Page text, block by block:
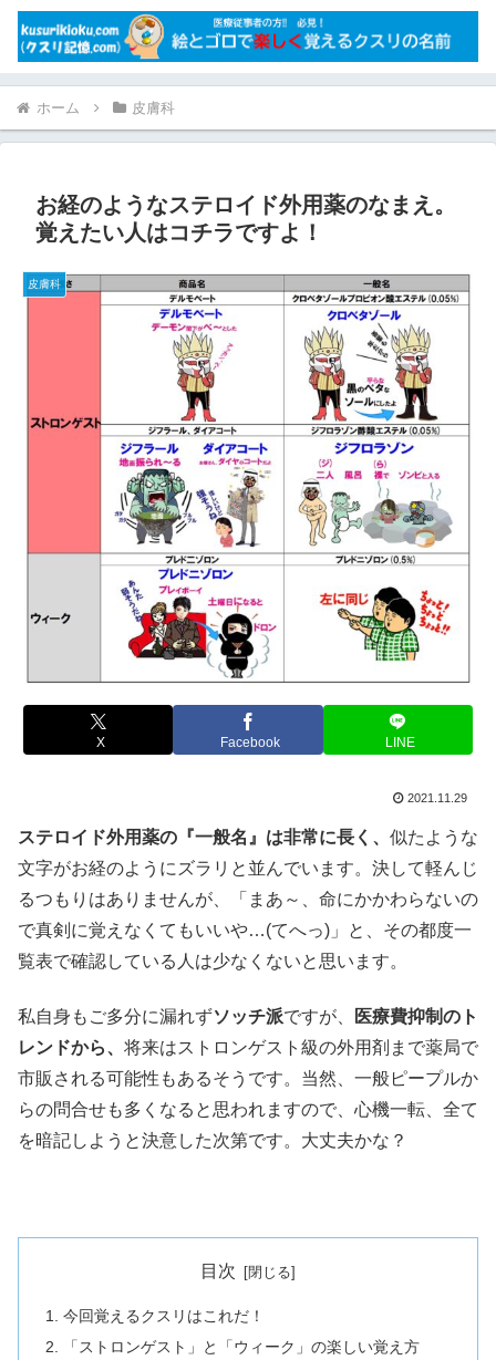
ホーム 皮膚科
お経のようなステロイド外用薬のなまえ。
覚えたい人はコチラですよ！
皮膚科
X Facebook LINE
2021.11.29
ステロイド外用薬の『一般名』は非常に長く、 似たような
文字がお経のようにズラリと並んでいます。決して軽んじ
るつもりはありませんが、「まあ～、命にかかわらないの
で真剣に覚えなくてもいいや…(てへっ)」と、その都度一
覧表で確認している人は少なくないと思います。
私自身もご多分に漏れずソッチ派ですが、
医療費抑制のト
レンドから、 将来はストロンゲスト級の外用剤まで薬局で
市販される可能性もあるそうです。当然、一般ピープルか
らの問合せも多くなると思われますので、心機一転、全て
を暗記しようと決意した次第です。大丈夫かな？
目次
今回覚えるクスリはこれだ！
「ストロンゲスト」と「ウィーク」の楽しい覚え方